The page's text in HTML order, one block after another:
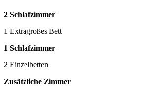
2 Schlafzimmer
1 Extragroßes Bett
1 Schlafzimmer
2 Einzelbetten
Zusätzliche Zimmer